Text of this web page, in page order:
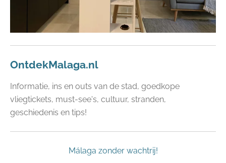
OntdekMalaga.nl
Informatie, ins en outs van de stad, goedkope
vliegtickets, must-see's, cultuur, stranden,
geschiedenis en tips!
Málaga zonder wachtrij!